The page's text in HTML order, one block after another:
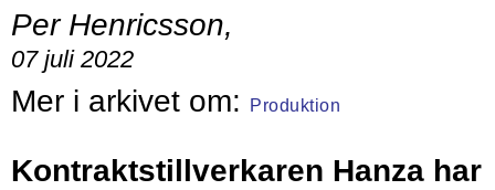
Per Henricsson,
07 juli 2022
Produktion
Kontraktstillverkaren Hanza har